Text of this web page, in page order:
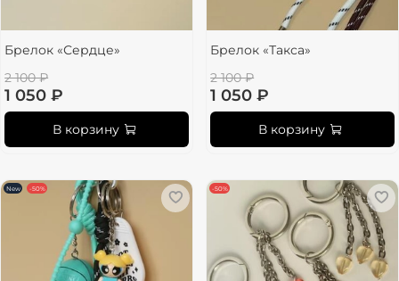
Брелок «Сердце»
2 100 ₽
1 050 ₽
В корзину
Брелок «Такса»
2 100 ₽
1 050 ₽
В корзину
New -50% -50%